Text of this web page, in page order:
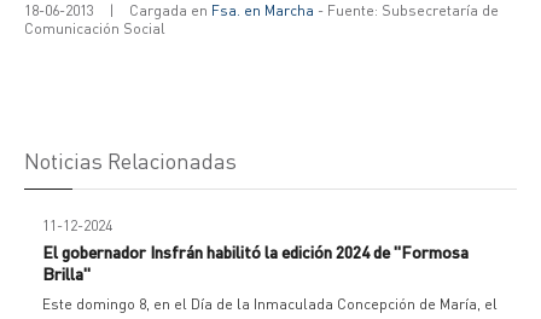
18-06-2013 | Cargada en Fsa. en Marcha - Fuente: Subsecretaría de
Comunicación Social
Noticias Relacionadas
11-12-2024
El gobernador Insfrán habilitó la edición 2024 de "Formosa
Brilla"
Este domingo 8, en el Día de la Inmaculada Concepción de María, el